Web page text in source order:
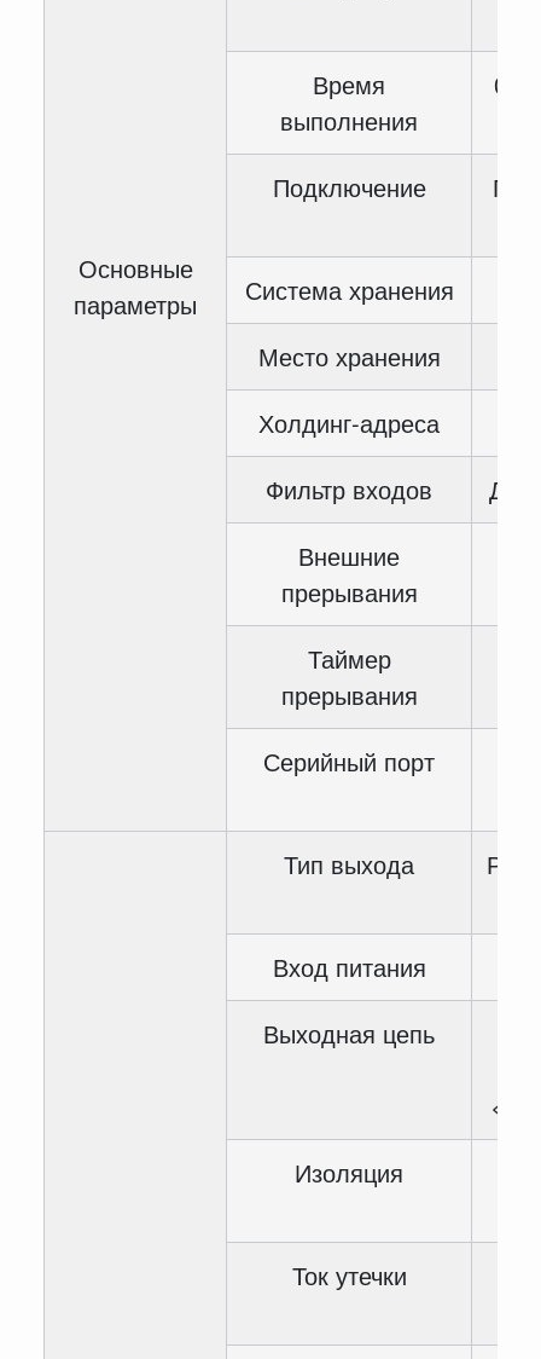
Основные
параметры
Время
выполнения
Подключение
Система хранения
Место хранения
Холдинг-адреса
Фильтр входов
Для
Внешние
прерывания
Таймер
прерывания
Серийный порт
Тип выхода
Вход питания
Выходная цепь
Изоляция
Ток утечки